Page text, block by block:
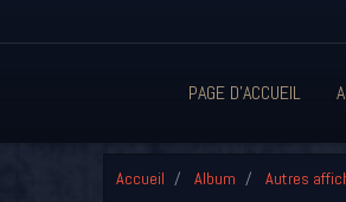
PAGE D'ACCUEIL
Accueil Album Autres